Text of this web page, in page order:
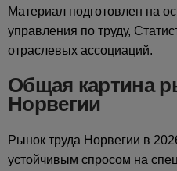
Материал подготовлен на
управления по труду,
отраслевых ассоциаций.
Общая картина
Норвегии
Рынок труда Норвегии в
устойчивым спросом на